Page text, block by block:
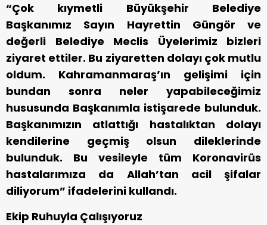
“Çok kıymetli Büyükşehir Belediye
Başkanımız Sayın Hayrettin Güngör ve
değerli Belediye Meclis Üyelerimiz bizleri
ziyaret ettiler. Bu ziyaretten dolayı çok mutlu
oldum. Kahramanmaraş’ın gelişimi için
bundan sonra neler yapabileceğimiz
hususunda Başkanımla istişarede bulunduk.
Başkanımızın atlattığı hastalıktan dolayı
kendilerine geçmiş olsun dileklerinde
bulunduk. Bu vesileyle tüm Koronavirüs
hastalarımıza da Allah’tan acil şifalar
diliyorum” ifadelerini kullandı.
Ekip Ruhuyla Çalışıyoruz